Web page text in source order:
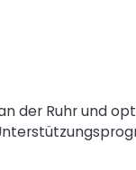
der Ruhr und